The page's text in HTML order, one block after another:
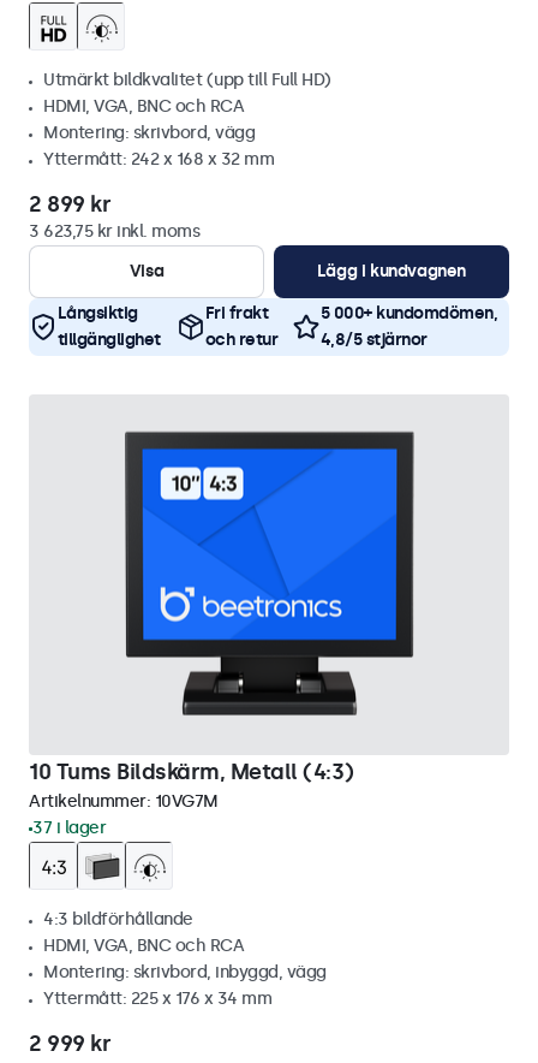
Utmärkt bildkvalitet (upp till Full HD)
HDMI, VGA, BNC och RCA
Montering: skrivbord, vägg
Yttermått: 242 x 168 x 32 mm
2 899 kr
3 623,75 kr inkl. moms
Visa
Lägg i kundvagnen
Långsiktig
tillgänglighet
Fri frakt
och retur
5 000+ kundomdömen,
4,8/5 stjärnor
10 Tums Bildskärm, Metall (4:3)
Artikelnummer: 10VG7M
37 i lager
4:3 bildförhållande
HDMI, VGA, BNC och RCA
Montering: skrivbord, inbyggd, vägg
Yttermått: 225 x 176 x 34 mm
2 999 kr